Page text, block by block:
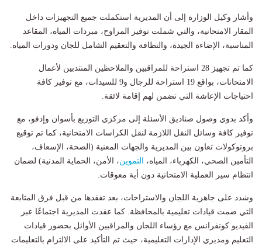
وأشار وكيل الوزارة إلى أن المديرية استكملت جميع التجهيزات داخل
المقار الامتحانية، والتي شملت توفير المراوح، مبردات المياه، المقاعد
المناسبة، الإضاءة الجيدة، والنظافة والتعقيم الشامل للجان ودورات المياه.
كما تم تجهيز 28 استراحة للمراقبين والملاحظين المنتدبين لأعمال
الامتحانات، بواقع 19 استراحة للرجال و9 للسيدات، مع توفير كافة
احتياجات الإعاشة التي تضمن لهم إقامة لائقة.
وأكد بدوي وصول صناديق الأسئلة إلى مركزي التوزيع بأسوان وإدفو، مع
توفير كافة وسائل النقل اللازمة لنقل الكراسات الامتحانية، كما تم توقيع
بروتوكولات تعاون بين المديرية والجهات المعنية (الصحة، الإسعاف،
التأمين الصحي، الكهرباء، المياه،
التموين، الأمن، الحماية المدنية) لضمان
انتظام سير العملية الامتحانية دون أية معوقات.
وشدد على جاهزية اللجان والاستراحات، بعد تفقدها من قبل فرق المتابعة
التي ضمت قيادات تعليمية بالمحافظة. كما عقدت المديرية اجتماعًا عبر
الفيديو كونفرانس مع رؤساء اللجان والمراقبين الأوائل بحضور قيادات
التعليم ومديري الإدارات التعليمية، حيث تم التأكيد على الالتزام بالتعليمات